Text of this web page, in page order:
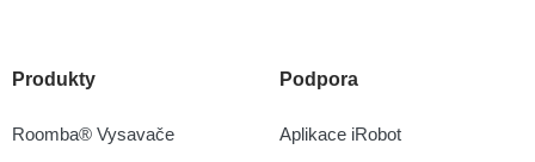
Produkty
Roomba® Vysavače
Podpora
Aplikace iRobot